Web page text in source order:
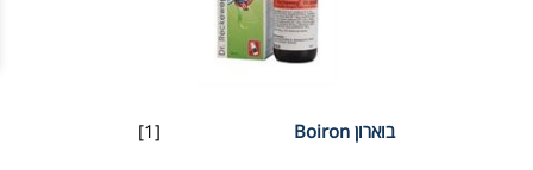
[1] בוארון Boiron